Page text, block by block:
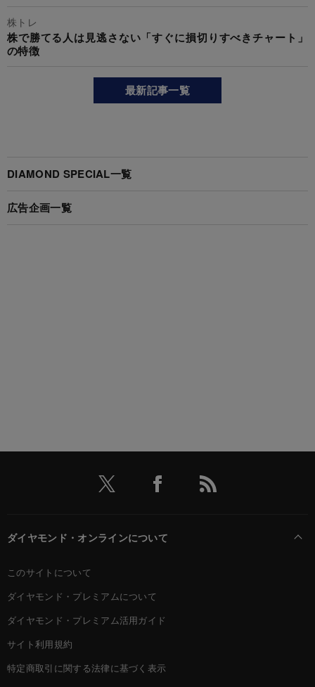
株トレ
株で勝てる人は見逃さない「すぐに損切りすべきチャート」
の特徴
最新記事一覧
DIAMOND SPECIAL一覧
広告企画一覧
ダイヤモンド・オンラインについて
このサイトについて
ダイヤモンド・プレミアムについて
ダイヤモンド・プレミアム活用ガイド
サイト利用規約
特定商取引に関する法律に基づく表示